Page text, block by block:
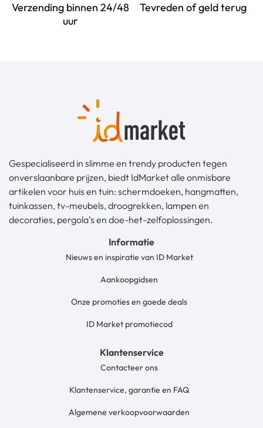
Verzending binnen 24/48
uur
Tevreden of geld terug
Gespecialiseerd in slimme en trendy producten tegen
onverslaanbare prijzen, biedt IdMarket alle onmisbare
artikelen voor huis en tuin: schermdoeken, hangmatten,
tuinkassen, tv-meubels, droogrekken, lampen en
decoraties, pergola’s en doe-het-zelfoplossingen.
Informatie
Nieuws en inspiratie van ID Market
Aankoopgidsen
Onze promoties en goede deals
ID Market promotiecod
Klantenservice
Contacteer ons
Klantenservice, garantie en FAQ
Algemene verkoopvoorwaarden